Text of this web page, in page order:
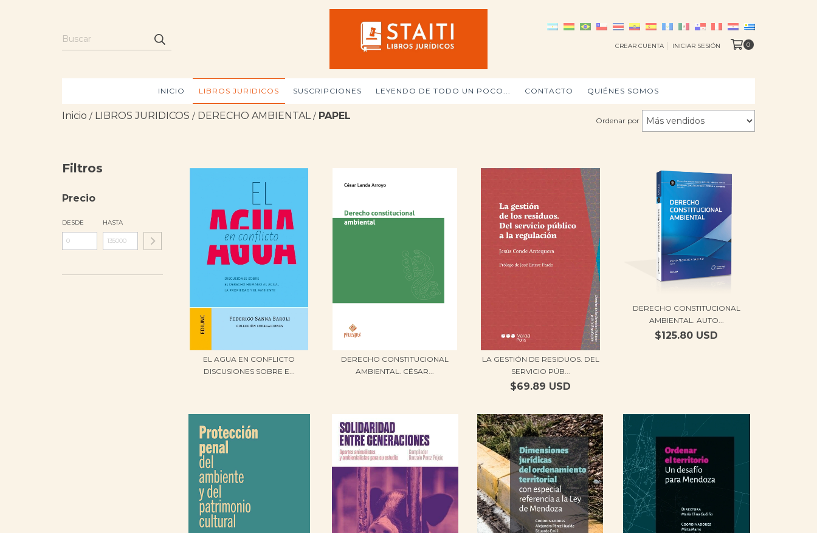
CREAR CUENTA INICIAR SESIÓN 0
INICIO LIBROS JURIDICOS SUSCRIPCIONES LEYENDO DE TODO UN POCO... CONTACTO QUIÉNES SOMOS
Inicio / LIBROS JURIDICOS / DERECHO AMBIENTAL / PAPEL Ordenar por
Filtros
Precio
DESDE HASTA
EL AGUA EN CONFLICTO
DISCUSIONES SOBRE E...
DERECHO CONSTITUCIONAL
AMBIENTAL. CÉSAR...
LA GESTIÓN DE RESIDUOS. DEL
SERVICIO PÚB...
$69.89 USD
DERECHO CONSTITUCIONAL
AMBIENTAL​​. AUTO...
$125.80 USD